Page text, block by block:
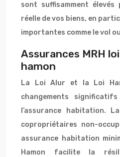
sont suffisamment
réelle de vos biens, en
importantes comme le vol
Assurances MRH
hamon
La Loi Alur et la Loi
changements
l’assurance habitation.
copropriétaires non-
assurance habitation
Hamon facilite la